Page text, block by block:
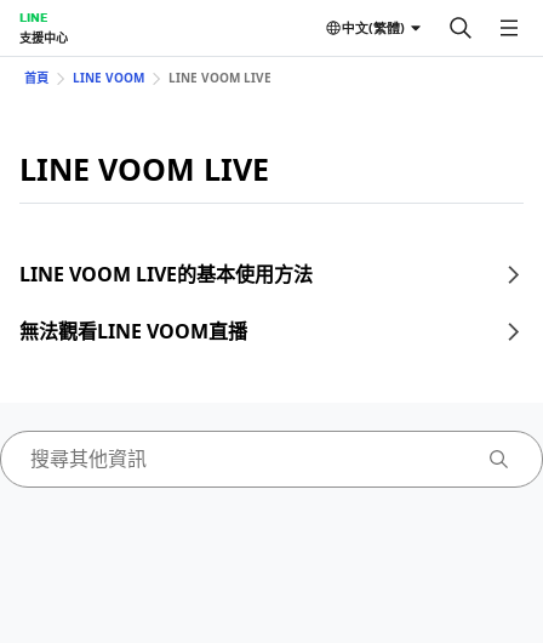
LINE
支援中心
中文(繁體)
首頁 LINE VOOM LINE VOOM LIVE
LINE VOOM LIVE
LINE VOOM LIVE的基本使用方法
無法觀看LINE VOOM直播